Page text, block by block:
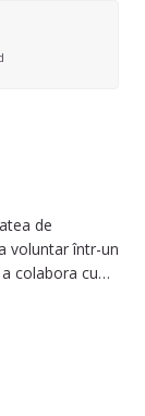
de
voluntar într-un
colabora cu
calmă,
copii.
și ofer